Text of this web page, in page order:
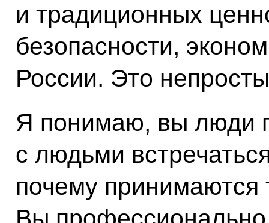
и традиционных
безопасности,
России. Это
Я понимаю, вы люди
с людьми
почему принимаются